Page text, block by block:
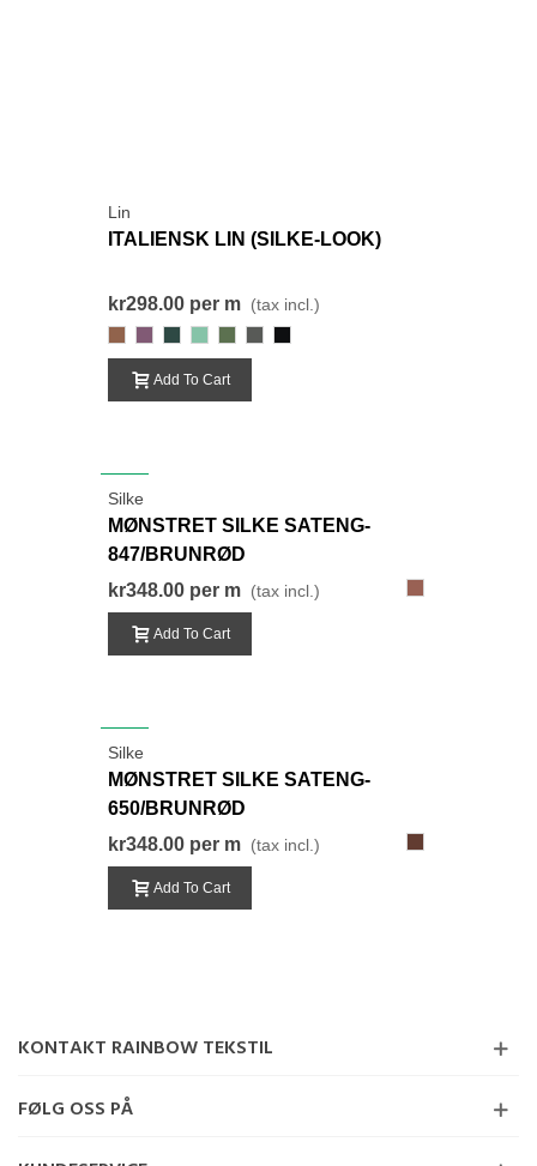
Lin
ITALIENSK LIN (SILKE-LOOK)
kr298.00 per m (tax incl.)
Add To Cart
Silke
MØNSTRET SILKE SATENG-
847/BRUNRØD
kr348.00 per m (tax incl.)
Add To Cart
Silke
MØNSTRET SILKE SATENG-
650/BRUNRØD
kr348.00 per m (tax incl.)
Add To Cart
KONTAKT RAINBOW TEKSTIL
FØLG OSS PÅ